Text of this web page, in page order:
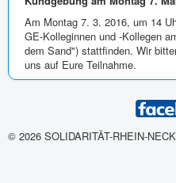
LINKS
IMPRESSUM
Am Montag 7. 3. 2016, um 14
GE-Kolleginnen und -Kollegen
dem Sand") stattfinden. Wir
uns auf Eure Teilnahme.
© 2026 SOLIDARITÄT-RHEIN-